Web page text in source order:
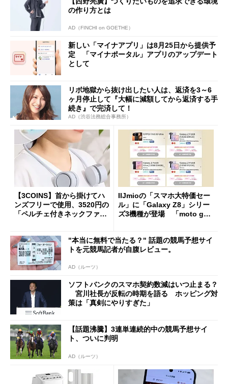
の作り方とは
AD（FINCHI on GOETHE）
新しい「マイナアプリ」は8月25日から提供予
定 「マイナポータル」アプリのアップデート
として
リボ地獄から抜け出したい人は、返済を3～6
ヶ月停止して『大幅に減額してから返済する手
続き』で完済して！
AD（渋谷法務総合事務所）
【3COINS】首から掛けてハ
ンズフリーで使用、3520円の
「ペルチェ付きネックファ
IIJmioの「スマホ大特価セー
ル」に「Galaxy Z8」シリー
ズ3機種が登場 「moto g37
"本当に無料で当たる？" 話題の競馬予想サイ
トを元競馬記者が自腹レビュー。
AD（ルーツ）
ソフトバンクのスマホ契約数減はいつ止まる？
宮川社長が反転の時期を語る ホッピング対
策は「真剣にやりすぎた」
【話題沸騰】3連単連続的中の競馬予想サイ
ト、ついに判明
AD（ルーツ）